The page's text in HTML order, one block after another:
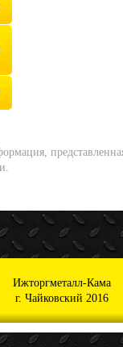
Ижторгметалл-Кама
г. Чайковский 2016